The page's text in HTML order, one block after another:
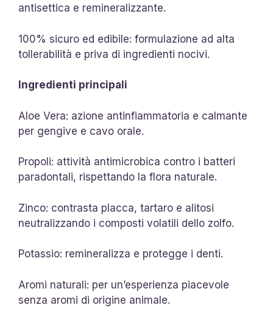
antisettica e remineralizzante.
100% sicuro ed edibile: formulazione ad alta
tollerabilità e priva di ingredienti nocivi.
Ingredienti principali
Aloe Vera: azione antinfiammatoria e calmante
per gengive e cavo orale.
Propoli: attività antimicrobica contro i batteri
paradontali, rispettando la flora naturale.
Zinco: contrasta placca, tartaro e alitosi
neutralizzando i composti volatili dello zolfo.
Potassio: remineralizza e protegge i denti.
Aromi naturali: per un’esperienza piacevole
senza aromi di origine animale.